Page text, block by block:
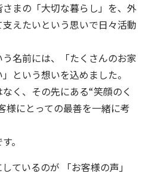
まの「大切な暮らし」を、外
えたいという思いで日々活動
う名前には、「たくさんのお家
という想いを込めました。
く、その先にある“笑顔のく
様にとっての最善を一緒に考
。
ているのが 「お客様の声」